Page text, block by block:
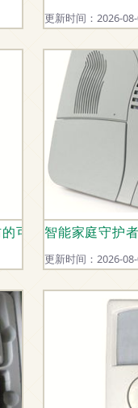
更新时间：2026-
器可靠堡垒智能家庭守护
更新时间：2026-